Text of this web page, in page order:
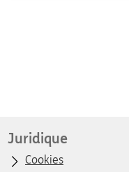
Juridique
Cookies